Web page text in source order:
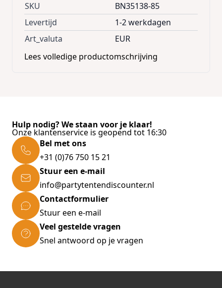
SKU
BN35138-85
Levertijd
1-2 werkdagen
Art_valuta
EUR
Lees volledige productomschrijving
Hulp nodig? We staan voor je klaar!
Onze klantenservice is geopend tot 16:30
Bel met ons
+31 (0)76 750 15 21
Stuur een e-mail
info@partytentendiscounter.nl
Contactformulier
Stuur een e-mail
Veel gestelde vragen
Snel antwoord op je vragen